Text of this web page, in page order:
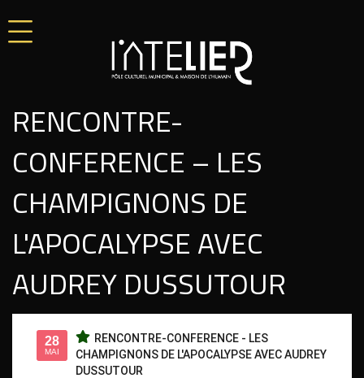
RENCONTRE-
CONFERENCE – LES
CHAMPIGNONS DE
L'APOCALYPSE AVEC
AUDREY DUSSUTOUR
28
MAI
RENCONTRE-CONFERENCE - LES
CHAMPIGNONS DE L'APOCALYPSE AVEC AUDREY
DUSSUTOUR